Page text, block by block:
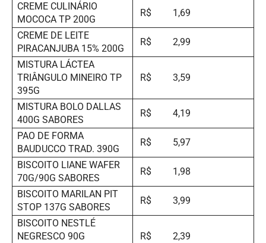
CREME CULINÁRIO
MOCOCA TP 200G
R$ 1,69
CREME DE LEITE
PIRACANJUBA 15% 200G
R$ 2,99
MISTURA LÁCTEA
TRIÂNGULO MINEIRO TP
395G
R$ 3,59
MISTURA BOLO DALLAS
400G SABORES
R$ 4,19
PAO DE FORMA
BAUDUCCO TRAD. 390G
R$ 5,97
BISCOITO LIANE WAFER
70G/90G SABORES
R$ 1,98
BISCOITO MARILAN PIT
STOP 137G SABORES
R$ 3,99
BISCOITO NESTLÉ
NEGRESCO 90G
R$ 2,39